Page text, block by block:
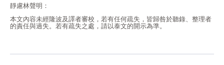
靜慮林聲明：
本文內容未經隆波及譯者審校，若有任何疏失，皆歸咎於聽錄、整理者
的責任與過失。若有疏失之處，請以泰文的開示為準。